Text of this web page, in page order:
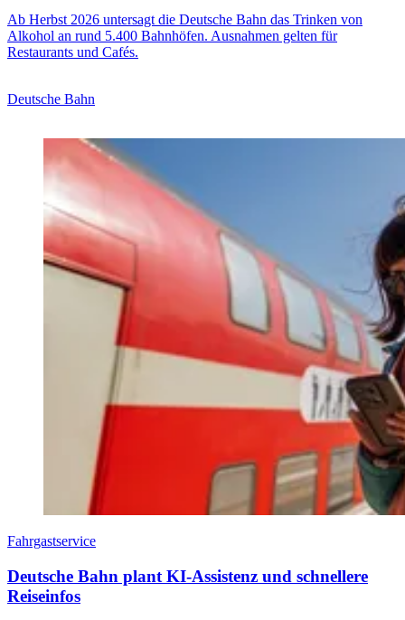
Ab Herbst 2026 untersagt die Deutsche Bahn das Trinken von
Alkohol an rund 5.400 Bahnhöfen. Ausnahmen gelten für
Restaurants und Cafés.
Deutsche Bahn
Fahrgastservice
Deutsche Bahn plant KI-Assistenz und schnellere
Reiseinfos